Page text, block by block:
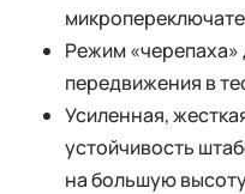
Режим
передвижения в
Усиленная,
устойчивость
на большую